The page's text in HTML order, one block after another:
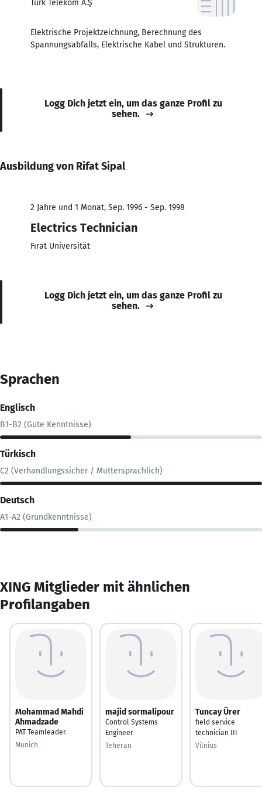
Turk Telekom A.Ş
Elektrische Projektzeichnung, Berechnung des
Spannungsabfalls, Elektrische Kabel und Strukturen.
Logg Dich jetzt ein, um das ganze Profil zu
sehen.
Ausbildung von Rifat Sipal
2 Jahre und 1 Monat, Sep. 1996 - Sep. 1998
Electrics Technician
Fırat Universität
Logg Dich jetzt ein, um das ganze Profil zu
sehen.
Sprachen
Englisch
B1-B2 (Gute Kenntnisse)
Türkisch
C2 (Verhandlungssicher / Muttersprachlich)
Deutsch
A1-A2 (Grundkenntnisse)
XING Mitglieder mit ähnlichen
Profilangaben
Mohammad Mahdi
Ahmadzade
PAT Teamleader
Munich
majid sormalipour
Control Systems
Engineer
Teheran
Tuncay Ürer
field service
technician III
Vilnius